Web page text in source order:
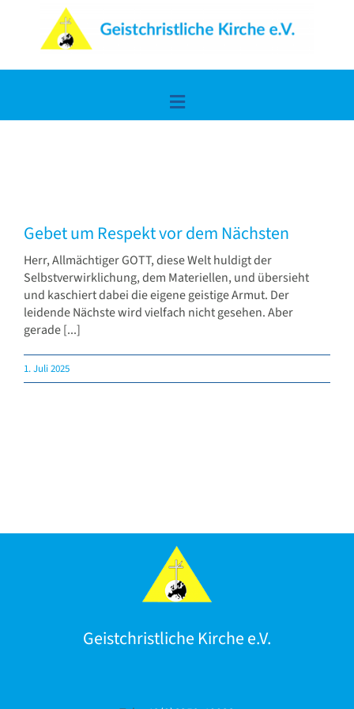
springen
Toggle
Die frohe Botschaft
Spiritualität & Wissen
Gebete
Gebet um Respekt vor dem Nächsten
Herr, Allmächtiger GOTT, diese Welt huldigt der
Selbstverwirklichung, dem Materiellen, und übersieht
und kaschiert dabei die eigene geistige Armut. Der
leidende Nächste wird vielfach nicht gesehen. Aber
gerade [...]
1. Juli 2025
Geistchristliche Kirche e.V.